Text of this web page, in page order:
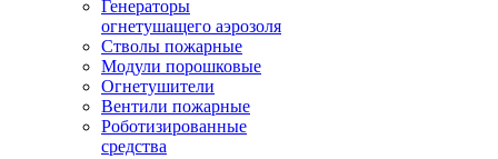
Генераторы
огнетушащего аэрозоля
Стволы пожарные
Модули порошковые
Огнетушители
Вентили пожарные
Роботизированные
средства